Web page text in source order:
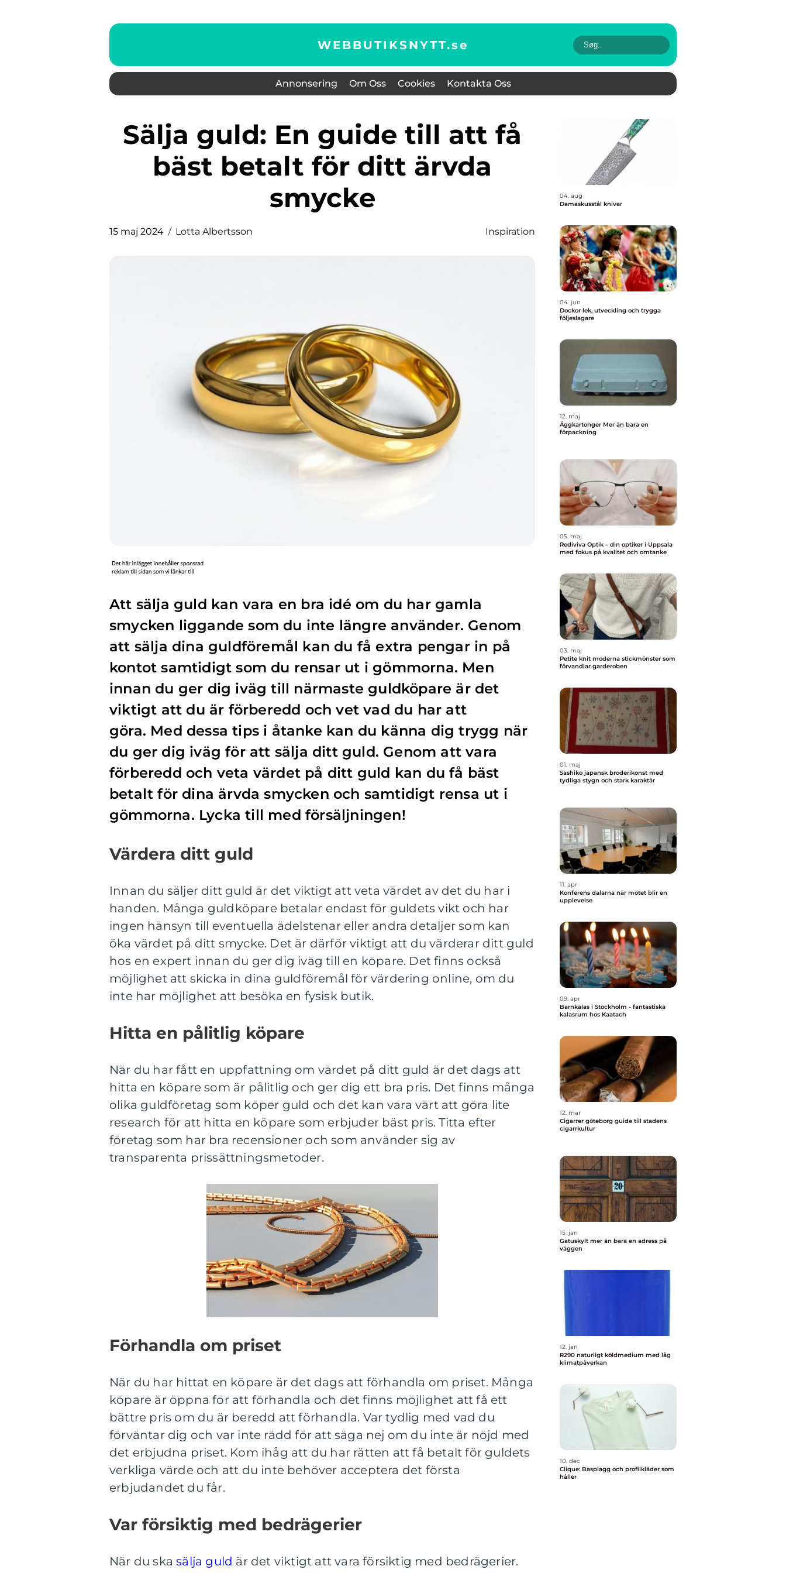
WEBBUTIKSNYTT.se
Annonsering Om Oss Cookies Kontakta Oss
Sälja guld: En guide till att få
bäst betalt för ditt ärvda
smycke
15 maj 2024 Lotta Albertsson Inspiration
Att sälja guld kan vara en bra idé om du har gamla
smycken liggande som du inte längre använder. Genom
att sälja dina guldföremål kan du få extra pengar in på
kontot samtidigt som du rensar ut i gömmorna. Men
innan du ger dig iväg till närmaste guldköpare är det
viktigt att du är förberedd och vet vad du har att
göra. Med dessa tips i åtanke kan du känna dig trygg när
du ger dig iväg för att sälja ditt guld. Genom att vara
förberedd och veta värdet på ditt guld kan du få bäst
betalt för dina ärvda smycken och samtidigt rensa ut i
gömmorna. Lycka till med försäljningen!
Värdera ditt guld
Innan du säljer ditt guld är det viktigt att veta värdet av det du har i
handen. Många guldköpare betalar endast för guldets vikt och har
ingen hänsyn till eventuella ädelstenar eller andra detaljer som kan
öka värdet på ditt smycke. Det är därför viktigt att du värderar ditt guld
hos en expert innan du ger dig iväg till en köpare. Det finns också
möjlighet att skicka in dina guldföremål för värdering online, om du
inte har möjlighet att besöka en fysisk butik.
Hitta en pålitlig köpare
När du har fått en uppfattning om värdet på ditt guld är det dags att
hitta en köpare som är pålitlig och ger dig ett bra pris. Det finns många
olika guldföretag som köper guld och det kan vara värt att göra lite
research för att hitta en köpare som erbjuder bäst pris. Titta efter
företag som har bra recensioner och som använder sig av
transparenta prissättningsmetoder.
Förhandla om priset
När du har hittat en köpare är det dags att förhandla om priset. Många
köpare är öppna för att förhandla och det finns möjlighet att få ett
bättre pris om du är beredd att förhandla. Var tydlig med vad du
förväntar dig och var inte rädd för att säga nej om du inte är nöjd med
det erbjudna priset. Kom ihåg att du har rätten att få betalt för guldets
verkliga värde och att du inte behöver acceptera det första
erbjudandet du får.
Var försiktig med bedrägerier
När du skasälja guld är det viktigt att vara försiktig med bedrägerier.
04. aug
Damaskusstål knivar
04. jun
Dockor lek, utveckling och trygga
följeslagare
12. maj
Äggkartonger Mer än bara en
förpackning
05. maj
Rediviva Optik – din optiker i Uppsala
med fokus på kvalitet och omtanke
03. maj
Petite knit moderna stickmönster som
förvandlar garderoben
01. maj
Sashiko japansk broderikonst med
tydliga stygn och stark karaktär
11. apr
Konferens dalarna när mötet blir en
upplevelse
09. apr
Barnkalas i Stockholm - fantastiska
kalasrum hos Kaatach
12. mar
Cigarrer göteborg guide till stadens
cigarrkultur
15. jan
Gatuskylt mer än bara en adress på
väggen
12. jan
R290 naturligt köldmedium med låg
klimatpåverkan
10. dec
Clique: Basplagg och profilkläder som
håller